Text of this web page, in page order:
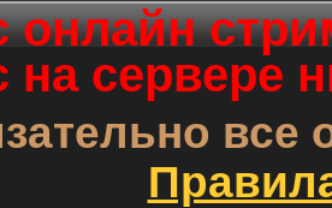
онлайн
на сервере
все